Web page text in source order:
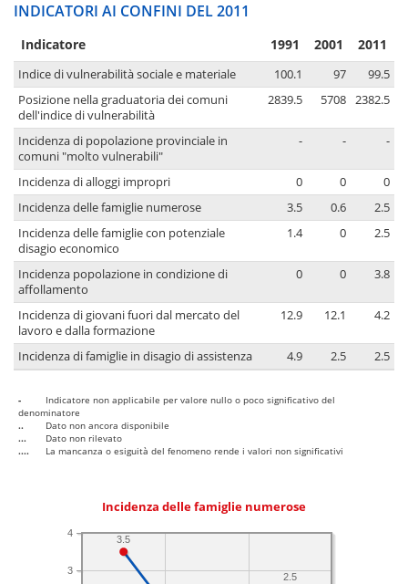
INDICATORI AI CONFINI DEL 2011
Indicatore 1991 2001 2011
Indice di vulnerabilità sociale e materiale 100.1 97
99.5
Posizione nella graduatoria dei comuni
dell'indice di vulnerabilità
2839.5 5708 2382.5
Incidenza di popolazione provinciale in
comuni "molto vulnerabili"
- - -
Incidenza di alloggi impropri 0 0
0
Incidenza delle famiglie numerose
3.5 0.6
2.5
Incidenza delle famiglie con potenziale
disagio economico
1.4 0 2.5
Incidenza popolazione in condizione di
affollamento
0 0 3.8
Incidenza di giovani fuori dal mercato del
lavoro e dalla formazione
12.9 12.1 4.2
Incidenza di famiglie in disagio di assistenza 4.9 2.5 2.5
-
Indicatore non applicabile per valore nullo o poco significativo del
denominatore
..
Dato non ancora disponibile
...
Dato non rilevato
....
La mancanza o esiguità del fenomeno rende i valori non significativi
Incidenza delle famiglie numerose
3
4
2.5
3.5